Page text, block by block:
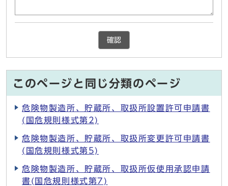
確認
このページと同じ分類のページ
危険物製造所、貯蔵所、取扱所設置許可申請書
(国危規則様式第2)
危険物製造所、貯蔵所、取扱所変更許可申請書
(国危規則様式第5)
危険物製造所、貯蔵所、取扱所仮使用承認申請
書(国危規則様式第7)